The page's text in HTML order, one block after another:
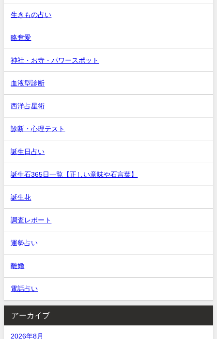
生きもの占い
略奪愛
神社・お寺・パワースポット
血液型診断
西洋占星術
診断・心理テスト
誕生日占い
誕生石365日一覧【正しい意味や石言葉】
誕生花
調査レポート
運勢占い
離婚
電話占い
アーカイブ
2026年8月